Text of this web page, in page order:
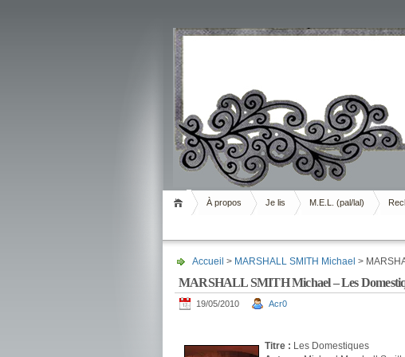
Livrement
À propos Je lis M.E.L. (pal/lal)
Accueil > MARSHALL SMITH Michael >
MARSHALL SMITH Michael – Les
19/05/2010 Acr0
Titre : Les Domestiques